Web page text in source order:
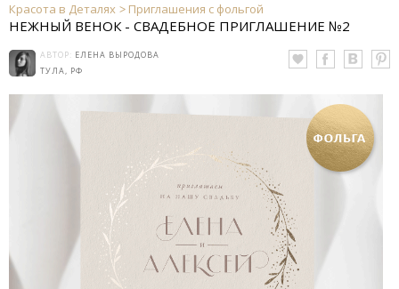
Красота в Деталях Приглашения с фольгой
НЕЖНЫЙ ВЕНОК - СВАДЕБНОЕ ПРИГЛАШЕНИЕ №2
АВТОР: ЕЛЕНА ВЫРОДОВА
ТУЛА, РФ